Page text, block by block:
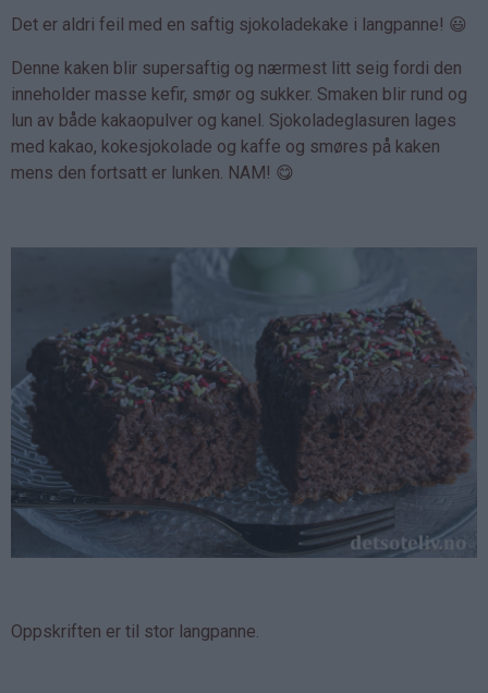
Det er aldri feil med en saftig sjokoladekake i langpanne! 😃
Denne kaken blir supersaftig og nærmest litt seig fordi den
inneholder masse kefir, smør og sukker. Smaken blir rund og
lun av både kakaopulver og kanel. Sjokoladeglasuren lages
med kakao, kokesjokolade og kaffe og smøres på kaken
mens den fortsatt er lunken. NAM! 😋
Oppskriften er til stor langpanne.